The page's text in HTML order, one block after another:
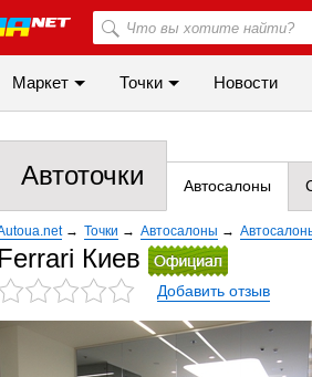
Маркет Точки Новости
Автоточки Автосалоны
→ Точки → Автосалоны →
Ferrari Киев
Добавить отзыв